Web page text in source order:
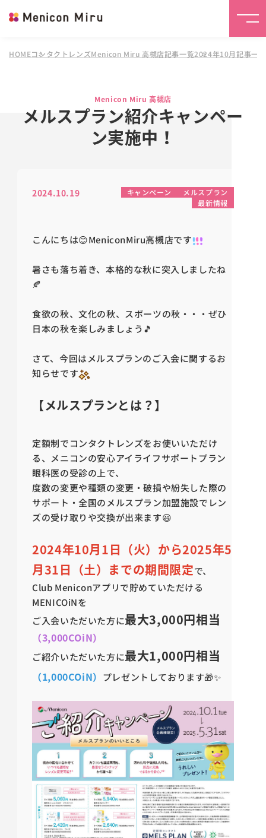
HOMEコンタクトレンズMenicon Miru 高槻店記事一覧2024年10月記事一覧
Menicon Miru 高槻店
メルスプラン紹介キャンペー
ン実施中！
2024.10.19 キャンペーン
メルスプラン
最新情報
こんにちは😊MeniconMiru高槻店です
暑さも落ち着き、本格的な秋に突入しましたね
🍂
食欲の秋、文化の秋、スポーツの秋・・・ぜひ
日本の秋を楽しみましょう🎵
さて、今回はメルスプランのご入会に関するお
知らせです
【メルスプランとは？】
定額制でコンタクトレンズをお使いいただけ
る、メニコンの安心アイライフサポートプラン
眼科医の受診の上で、
度数の変更や種類の変更・破損や紛失した際の
サポート・全国のメルスプラン加盟施設でレン
ズの受け取りや交換が出来ます😃
2024年10月1日（火）から2025年5
月31日（土）までの期間限定で、
Club Meniconアプリで貯めていただける
MENICOiNを
ご入会いただいた方に最大3,000円相当
（3,000COiN）
ご紹介いただいた方に最大1,000円相当
（1,000COiN） プレゼントしております🎁✨